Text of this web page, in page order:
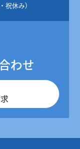
祝休み）
わせ